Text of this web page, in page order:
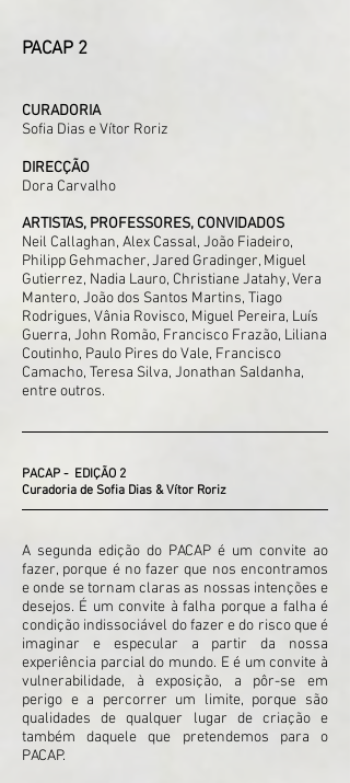
PACAP 2
CURADORIA
Sofia Dias e Vítor Roriz
DIRECÇÃO
Dora Carvalho
ARTISTAS, PROFESSORES, CONVIDADOS
Neil Callaghan, Alex Cassal, João Fiadeiro,
Philipp Gehmacher, Jared Gradinger, Miguel
Gutierrez, Nadia Lauro, Christiane Jatahy, Vera
Mantero, João dos Santos Martins, Tiago
Rodrigues, Vânia Rovisco, Miguel Pereira, Luís
Guerra, John Romão, Francisco Frazão, Liliana
Coutinho, Paulo Pires do Vale, Francisco
Camacho, Teresa Silva, Jonathan Saldanha,
entre outros.
PACAP - EDIÇÃO 2
Curadoria de Sofia Dias & Vítor Roriz
A segunda edição do PACAP é um convite ao
fazer, porque é no fazer que nos encontramos
e onde se tornam claras as nossas intenções e
desejos. É um convite à falha porque a falha é
condição indissociável do fazer e do risco que é
imaginar e especular a partir da nossa
experiência parcial do mundo. E é um convite à
vulnerabilidade, à exposição, a pôr-se em
perigo e a percorrer um limite, porque são
qualidades de qualquer lugar de criação e
também daquele que pretendemos para o
PACAP.